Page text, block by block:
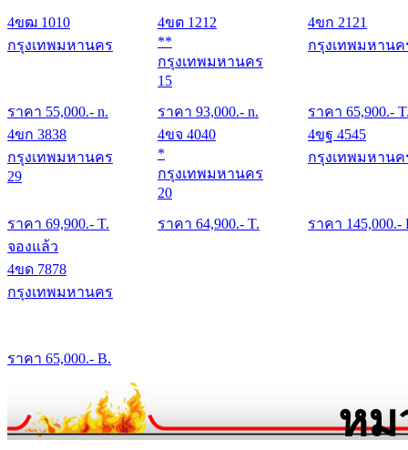
4ขฒ 1010
กรุงเทพมหานคร
ราคา 55,000.- n.
4ขต 1212
**
กรุงเทพมหานคร
15
ราคา 93,000.- n.
4ขก 2121
กรุงเทพมหานค
ราคา 65,900.-
4ขก 3838
กรุงเทพมหานคร
29
ราคา 69,900.- T.
4ขจ 4040
*
กรุงเทพมหานคร
20
ราคา 64,900.- T.
4ขฐ 4545
กรุงเทพมหานค
ราคา 145,000.-
จองแล้ว
4ขด 7878
กรุงเทพมหานคร
ราคา 65,000.- B.
หม